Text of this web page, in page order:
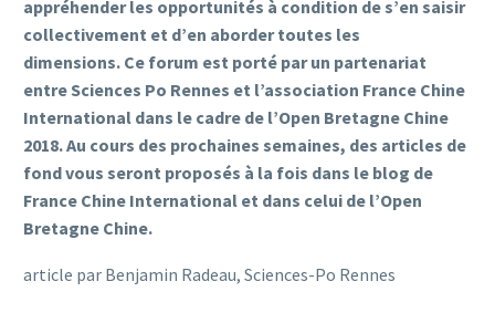
appréhender les opportunités à condition de s’en saisir
collectivement et d’en ­aborder toutes les
dimensions. Ce forum est porté par un partenariat
entre Sciences Po Rennes et l’association France Chine
International dans le cadre de l’Open Bretagne Chine
2018. Au cours des prochaines semaines, des articles de
fond vous seront proposés à la fois dans le blog de
France Chine International et dans celui de l’Open
Bretagne Chine.
article par Benjamin Radeau, Sciences-Po Rennes